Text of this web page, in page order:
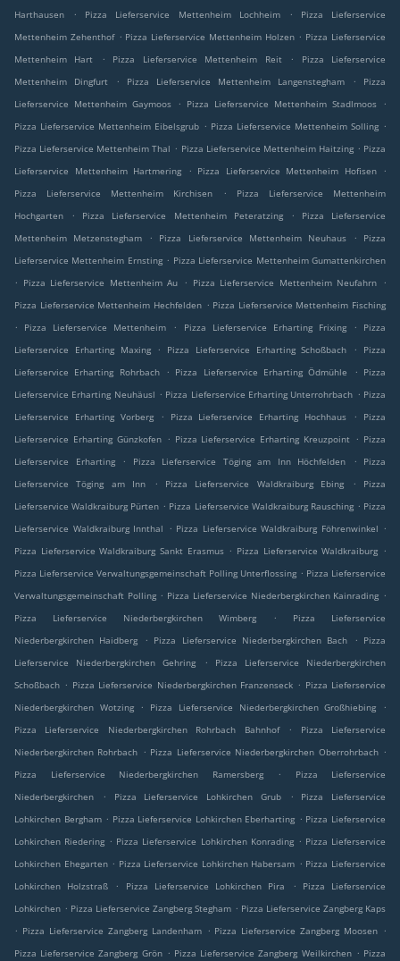
Harthausen
. Pizza Lieferservice Mettenheim Lochheim .
Pizza Lieferservice
Mettenheim Zehenthof . Pizza Lieferservice Mettenheim Holzen . Pizza Lieferservice
Mettenheim Hart
. Pizza Lieferservice Mettenheim Reit .
Pizza Lieferservice
Mettenheim Dingfurt
. Pizza Lieferservice Mettenheim Langenstegham .
Pizza
Lieferservice Mettenheim Gaymoos
. Pizza Lieferservice Mettenheim Stadlmoos
.
Pizza Lieferservice Mettenheim Eibelsgrub . Pizza Lieferservice Mettenheim Solling .
Pizza Lieferservice Mettenheim Thal . Pizza Lieferservice Mettenheim Haitzing . Pizza
Lieferservice Mettenheim Hartmering
. Pizza Lieferservice Mettenheim Hofisen
.
Pizza Lieferservice Mettenheim Kirchisen
.
Pizza Lieferservice Mettenheim
Hochgarten
. Pizza Lieferservice Mettenheim Peteratzing .
Pizza Lieferservice
Mettenheim Metzenstegham
. Pizza Lieferservice Mettenheim Neuhaus .
Pizza
Lieferservice Mettenheim Ernsting . Pizza Lieferservice Mettenheim Gumattenkirchen
. Pizza Lieferservice Mettenheim Au . Pizza Lieferservice Mettenheim Neufahrn
.
Pizza Lieferservice Mettenheim Hechfelden . Pizza Lieferservice Mettenheim Fisching
.
Pizza Lieferservice Mettenheim . Pizza Lieferservice Erharting Frixing .
Pizza
Lieferservice Erharting Maxing
. Pizza Lieferservice Erharting Schoßbach .
Pizza
Lieferservice Erharting Rohrbach
. Pizza Lieferservice Erharting Ödmühle . Pizza
Lieferservice Erharting Neuhäusl . Pizza Lieferservice Erharting Unterrohrbach . Pizza
Lieferservice Erharting Vorberg
. Pizza Lieferservice Erharting Hochhaus .
Pizza
Lieferservice Erharting Günzkofen . Pizza Lieferservice Erharting Kreuzpoint . Pizza
Lieferservice Erharting
. Pizza Lieferservice Töging am Inn Höchfelden .
Pizza
Lieferservice Töging am Inn
. Pizza Lieferservice Waldkraiburg Ebing .
Pizza
Lieferservice Waldkraiburg Pürten . Pizza Lieferservice Waldkraiburg Rausching . Pizza
Lieferservice Waldkraiburg Innthal
. Pizza Lieferservice Waldkraiburg Föhrenwinkel .
Pizza Lieferservice Waldkraiburg Sankt Erasmus . Pizza Lieferservice Waldkraiburg .
Pizza Lieferservice Verwaltungsgemeinschaft Polling Unterflossing . Pizza Lieferservice
Verwaltungsgemeinschaft Polling . Pizza Lieferservice Niederbergkirchen Kainrading .
Pizza Lieferservice Niederbergkirchen Wimberg
.
Pizza Lieferservice
Niederbergkirchen Haidberg
. Pizza Lieferservice Niederbergkirchen Bach . Pizza
Lieferservice Niederbergkirchen Gehring
.
Pizza Lieferservice Niederbergkirchen
Schoßbach . Pizza Lieferservice Niederbergkirchen Franzenseck . Pizza Lieferservice
Niederbergkirchen Wotzing
. Pizza Lieferservice Niederbergkirchen Großhiebing
.
Pizza Lieferservice Niederbergkirchen Rohrbach Bahnhof
.
Pizza Lieferservice
Niederbergkirchen Rohrbach . Pizza Lieferservice Niederbergkirchen Oberrohrbach .
Pizza Lieferservice Niederbergkirchen Ramersberg
.
Pizza Lieferservice
Niederbergkirchen
. Pizza Lieferservice Lohkirchen Grub .
Pizza Lieferservice
Lohkirchen Bergham . Pizza Lieferservice Lohkirchen Eberharting . Pizza Lieferservice
Lohkirchen Riedering . Pizza Lieferservice Lohkirchen Konrading . Pizza Lieferservice
Lohkirchen Ehegarten . Pizza Lieferservice Lohkirchen Habersam . Pizza Lieferservice
Lohkirchen Holzstraß
. Pizza Lieferservice Lohkirchen Pira .
Pizza Lieferservice
Lohkirchen . Pizza Lieferservice Zangberg Stegham . Pizza Lieferservice Zangberg Kaps
. Pizza Lieferservice Zangberg Landenham . Pizza Lieferservice Zangberg Moosen .
Pizza Lieferservice Zangberg Grön . Pizza Lieferservice Zangberg Weilkirchen . Pizza